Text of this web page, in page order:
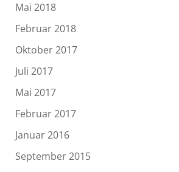
Mai 2018
Februar 2018
Oktober 2017
Juli 2017
Mai 2017
Februar 2017
Januar 2016
September 2015